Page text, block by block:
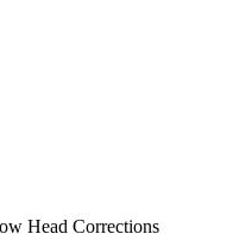
Head Corrections